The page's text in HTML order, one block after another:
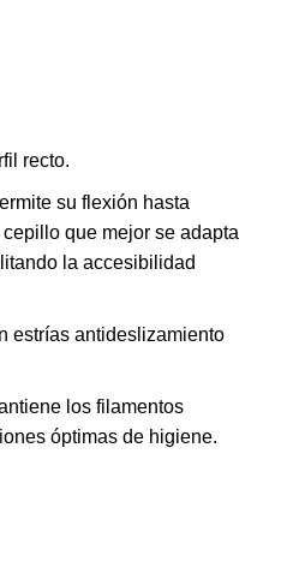
recto.
su flexión hasta
que mejor se adapta
la accesibilidad
estrías antideslizamiento
los filamentos
óptimas de higiene.